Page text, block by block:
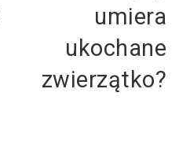
umiera
ukochane
zwierzątko?